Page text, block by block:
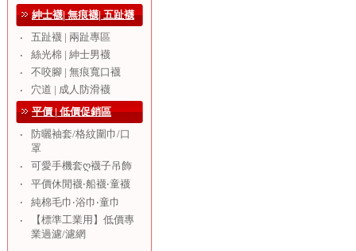
紳士襪| 無痕襪| 五趾襪
‧
五趾襪 | 兩趾專區
‧
絲光棉 | 紳士男襪
‧
不咬腳 | 無痕寬口襪
‧
穴道 | 成人防滑襪
平價 | 低價促銷區
‧
防曬袖套/格紋圍巾/口
罩
‧
可愛手機套ღ襪子吊飾
‧
平價休閒襪‧船襪‧童襪
‧
純棉毛巾‧浴巾‧童巾
‧
【標準工業用】低價專
業過濾/濾網